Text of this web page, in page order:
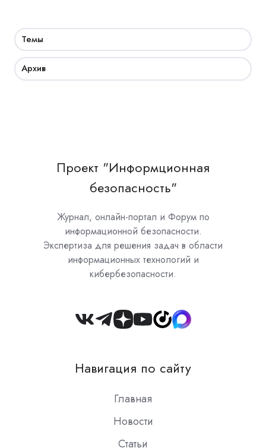
Темы
Архив
Проект "Информционная
безопасность"
Журнал, онлайн-портал и Форум по
информационной безопасности.
Экспертиза для решения задач в области
информационных технологий и
кибербезопасности.
Join
Slack
Навигация по сайту
Главная
Новости
Статьи